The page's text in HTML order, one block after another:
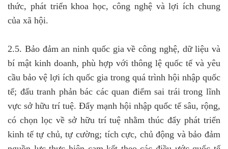
thức, phát triển khoa học, công nghệ và lợi ích chung
của xã hội.
2.5. Bảo đảm an ninh quốc gia về công nghệ, dữ liệu và
bí mật kinh doanh, phù hợp với thông lệ quốc tế và yêu
cầu bảo vệ lợi ích quốc gia trong quá trình hội nhập quốc
tế; đấu tranh phản bác các quan điểm sai trái trong lĩnh
vực sở hữu trí tuệ. Đẩy mạnh hội nhập quốc tế sâu, rộng,
có chọn lọc về sở hữu trí tuệ nhằm thúc đẩy phát triển
kinh tế tự chủ, tự cường; tích cực, chủ động và bảo đảm